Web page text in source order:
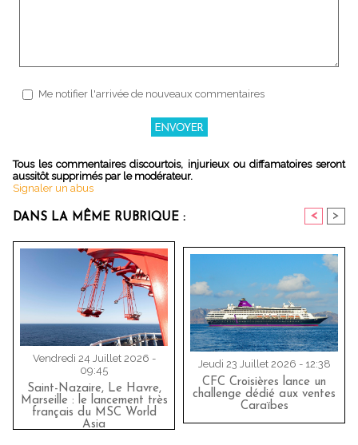
Me notifier l'arrivée de nouveaux commentaires
Tous les commentaires discourtois, injurieux ou diffamatoires seront
aussitôt supprimés par le modérateur.
Signaler un abus
DANS LA MÊME RUBRIQUE : < >
Vendredi 24 Juillet 2026 -
09:45
Saint-Nazaire, Le Havre,
Marseille : le lancement très
français du MSC World
Asia
Jeudi 23 Juillet 2026 - 12:38
CFC Croisières lance un
challenge dédié aux ventes
Caraïbes